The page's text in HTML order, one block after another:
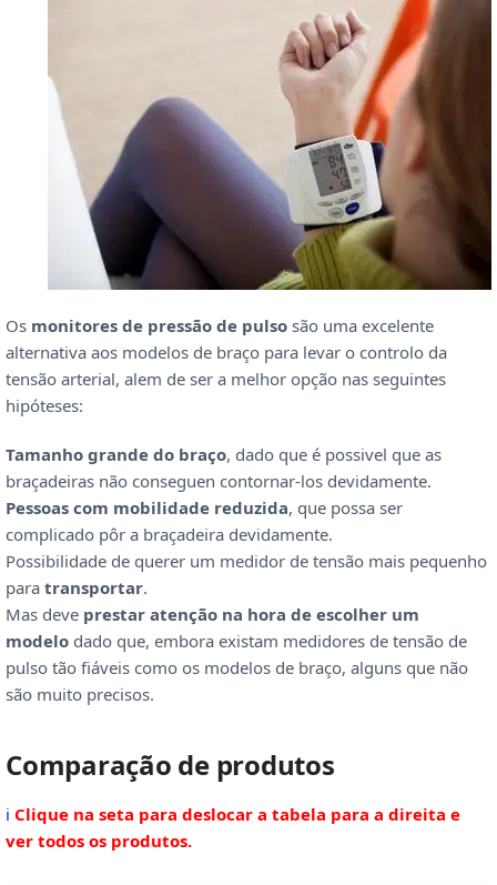
Os monitores de pressão de pulso são uma excelente
alternativa aos modelos de braço para levar o controlo da
tensão arterial, alem de ser a melhor opção nas seguintes
hipóteses:
Tamanho grande do braço, dado que é possivel que as
braçadeiras não conseguen contornar-los devidamente.
Pessoas com mobilidade reduzida, que possa ser
complicado pôr a braçadeira devidamente.
Possibilidade de querer um medidor de tensão mais pequenho
para transportar.
Mas deve prestar atenção na hora de escolher um
modelo dado que, embora existam medidores de tensão de
pulso tão fiáveis como os modelos de braço, alguns que não
são muito precisos.
Comparação de produtos
ℹ Clique na seta para deslocar a tabela para a direita e
ver todos os produtos.